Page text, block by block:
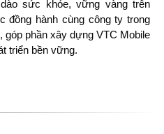
sức khỏe, vững vàng trên
đồng hành cùng công ty trong
phần xây dựng VTC Mobile
triển bền vững.